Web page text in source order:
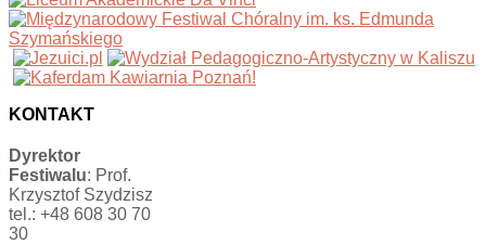
KONTAKT
Dyrektor
Festiwalu: Prof.
Krzysztof Szydzisz
tel.: +48 608 30 70
30